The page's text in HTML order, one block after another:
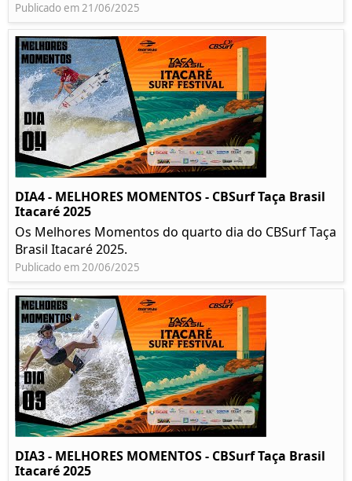
Publicado em 21/06/2025
DIA4 - MELHORES MOMENTOS - CBSurf Taça Brasil
Itacaré 2025
Os Melhores Momentos do quarto dia do CBSurf Taça
Brasil Itacaré 2025.
Publicado em 20/06/2025
DIA3 - MELHORES MOMENTOS - CBSurf Taça Brasil
Itacaré 2025